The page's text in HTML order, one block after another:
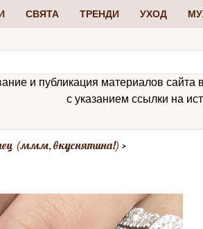
СВЯТА ТРЕНДИ УХОД
и публикация материалов
с указанием ссылки на
(ммм, вкуснятина!)